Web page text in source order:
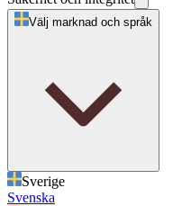
Välj marknad och språk
Sverige
Svenska